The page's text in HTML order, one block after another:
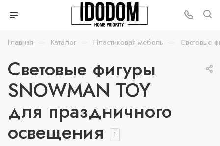
Главная — Каталог — Пластиковая мебель — Световые
Световые фигуры
SNOWMAN TOY
для праздничного
освещения 1